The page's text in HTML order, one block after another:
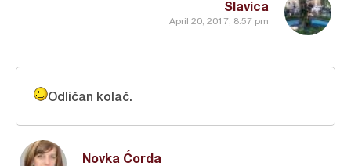
Slavica
April 20, 2017, 8:57 pm
Novka Ćorda
Odličan kolač.